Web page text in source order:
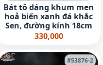
Bát tô dáng khum men
hoả biến xanh đá khắc
Sen, đường kính 18cm
330,000
#53876-2